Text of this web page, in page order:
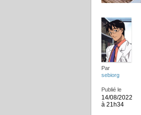
Par
sebiorg
Publié le
14/08/2022
à 21h34